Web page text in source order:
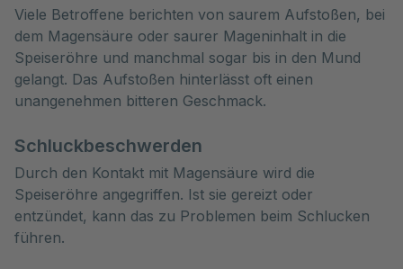
Viele Betroffene berichten von saurem Aufstoßen, bei
dem Magensäure oder saurer Mageninhalt in die
Speiseröhre und manchmal sogar bis in den Mund
gelangt. Das Aufstoßen hinterlässt oft einen
unangenehmen bitteren Geschmack.
Schluckbeschwerden
Durch den Kontakt mit Magensäure wird die
Speiseröhre angegriffen. Ist sie gereizt oder
entzündet, kann das zu Problemen beim Schlucken
führen.